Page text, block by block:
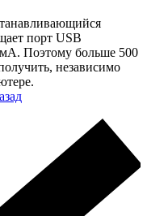
порт USB
мА. Поэтому больше 500
независимо